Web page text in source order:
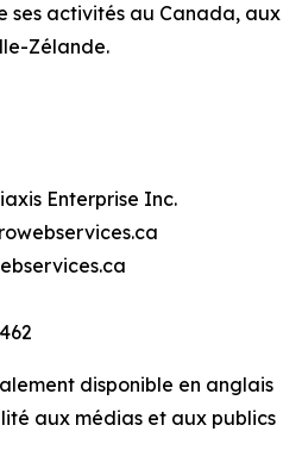
ses activités au Canada, aux
Zélande.
Enterprise Inc.
disponible en anglais
aux médias et aux publics